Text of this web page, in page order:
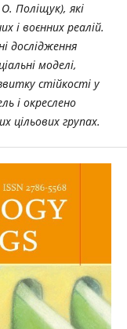
Поліщук), які
і воєнних реалій.
дослідження
моделі,
стійкості у
і окреслено
цільових групах.